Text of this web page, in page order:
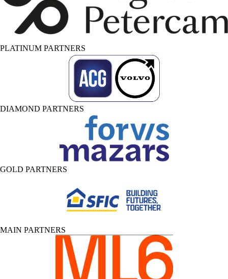
PLATINUM PARTNERS
DIAMOND PARTNERS
GOLD PARTNERS
MAIN PARTNERS